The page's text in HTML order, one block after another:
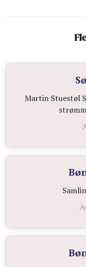
Martin Stuestøl